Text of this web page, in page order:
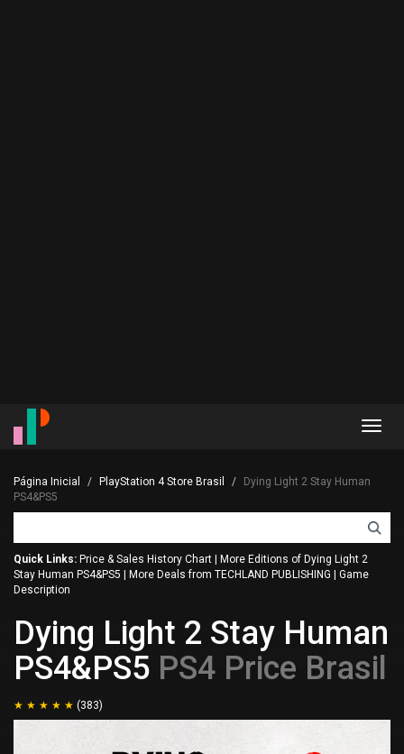
Página Inicial PlayStation 4 Store Brasil
Dying Light 2 Stay Human
PS4&PS5
Quick Links: Price & Sales History Chart
More Editions of Dying Light 2
Stay Human PS4&PS5
More Deals from TECHLAND PUBLISHING
Game
Description
Dying Light 2 Stay Human
PS4&PS5 PS4 Price Brasil
(383)